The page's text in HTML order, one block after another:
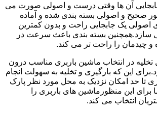
جابجایی آن ها وقتی درست و اصولی صورت می
صحیح و اصولی بسته بندی شده و آماده
اصولی یک جابجایی راحت و بدون کمترین
بسته بندی باعث سرعت در
و چیدمان را راحت تر می کند.
در انتخاب ماشین باربری مناسب درون
این که بارگیری و تخلیه به سهولت انجام
تا حد امکان نزدیک به محل مورد نظر پارک
این منظورماشین های باربری را
انتخاب می کند.